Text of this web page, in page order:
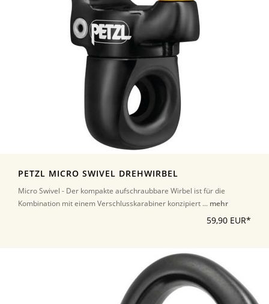
PETZL MICRO SWIVEL DREHWIRBEL
Micro Swivel - Der kompakte aufschraubbare Wirbel ist für die
Kombination mit einem Verschlusskarabiner konzipiert ... mehr
59,90 EUR*